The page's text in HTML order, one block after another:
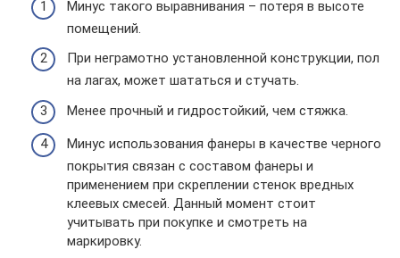
Минус такого выравнивания – потеря в высоте
помещений.
При неграмотно установленной конструкции, пол
на лагах, может шататься и стучать.
Менее прочный и гидростойкий, чем стяжка.
Минус использования фанеры в качестве черного
покрытия связан с составом фанеры и
применением при скреплении стенок вредных
клеевых смесей. Данный момент стоит
учитывать при покупке и смотреть на
маркировку.